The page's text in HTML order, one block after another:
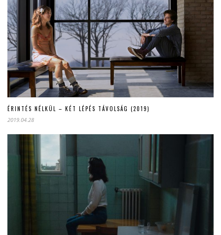
ÉRINTÉS NÉLKÜL – KÉT LÉPÉS TÁVOLSÁG (2019)
2019.04.28